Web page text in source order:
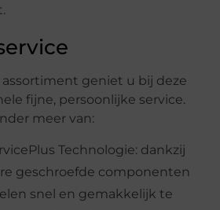
geniet u bij deze
fijne, persoonlijke service.
meer van:
Technologie: dankzij
geschroefde componenten
snel en gemakkelijk te